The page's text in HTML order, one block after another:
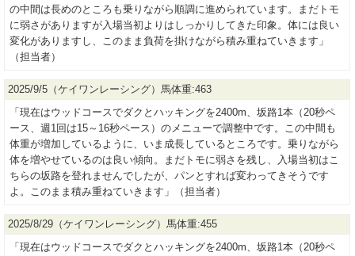
の中間は長めのところも乗りながら順調に進められています。まだトモ
に弱さがありますが入場当初よりはしっかりしてきた印象。体には良い
変化がありますし、このまま負荷を掛けながら積み重ねていきます」
（担当者）
2025/9/5（ケイワンレーシング）馬体重:463
「現在はウッドコースでダクとハッキングを2400m、坂路1本（20秒ペ
ース、週1回は15～16秒ペース）のメニューで調整中です。この中間も
体重が増加しているように、いま成長しているところです。乗りながら
体を増やせているのは良い傾向。まだトモに弱さを残し、入場当初はこ
ちらの坂路を登れませんでしたが、パンとすれば変わってきそうです
よ。このまま積み重ねていきます」（担当者）
2025/8/29（ケイワンレーシング）馬体重:455
「現在はウッドコースでダクとハッキングを2400m、坂路1本（20秒ペ